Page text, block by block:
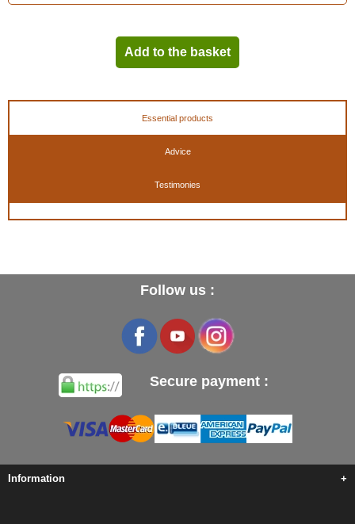
Add to the basket
Essential products
Advice
Testimonies
Follow us :
Secure payment :
Information +